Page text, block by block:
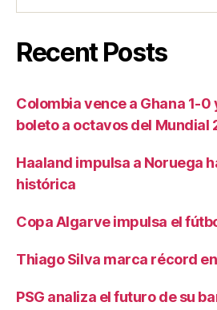
Recent Posts
Colombia vence a Ghana 1-
boleto a octavos del Mundial
Haaland impulsa a Noruega
histórica
Copa Algarve impulsa el
Thiago Silva marca récord
PSG analiza el futuro de su